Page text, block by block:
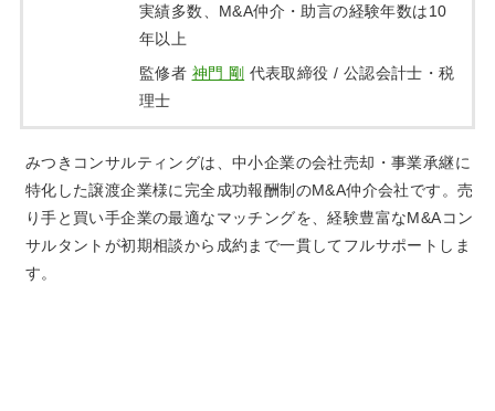
実績多数、M&A仲介・助言の経験年数は10
年以上
監修者 神門 剛 代表取締役 / 公認会計士・税
理士
みつきコンサルティングは、中小企業の会社売却・事業承継に
特化した譲渡企業様に完全成功報酬制のM&A仲介会社です。売
り手と買い手企業の最適なマッチングを、経験豊富なM&Aコン
サルタントが初期相談から成約まで一貫してフルサポートしま
す。